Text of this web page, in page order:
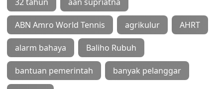
32 tahun aan supriatna
ABN Amro World Tennis agrikulur AHRT
alarm bahaya Baliho Rubuh
bantuan pemerintah banyak pelanggar